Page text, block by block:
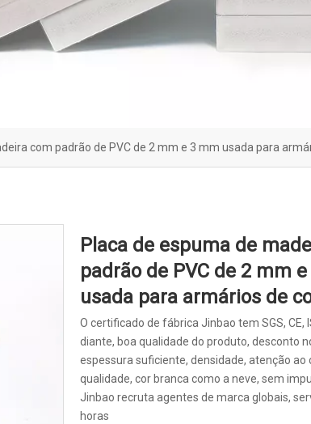
com padrão de PVC de 2 mm e 3 mm usada para
Placa de espuma de
padrão de PVC de 2 mm
usada para armários de
O certificado de fábrica Jinbao tem SGS, CE,
diante, boa qualidade do produto, desconto
espessura suficiente, densidade, atenção ao
qualidade, cor branca como a neve, sem
Jinbao recruta agentes de marca globais,
horas